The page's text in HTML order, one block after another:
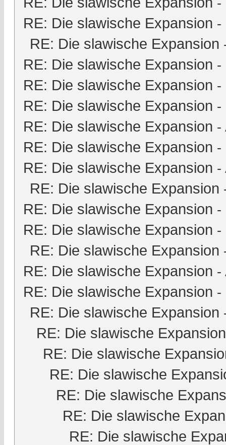
RE: Die slawische Expansion -
RE: Die slawische Expansion
RE: Die slawische Expansion -
RE: Die slawische Expansion -
RE: Die slawische Expansion -
RE: Die slawische Expansion -
RE: Die slawische Expansion -
RE: Die slawische Expansion -
RE: Die slawische Expansion
RE: Die slawische Expansion -
RE: Die slawische Expansion -
RE: Die slawische Expansion
RE: Die slawische Expansion -
RE: Die slawische Expansion -
RE: Die slawische Expansion
RE: Die slawische Expansion
RE: Die slawische
RE: Die slawische
RE: Die slawische
RE: Die slawische
RE: Die slawische